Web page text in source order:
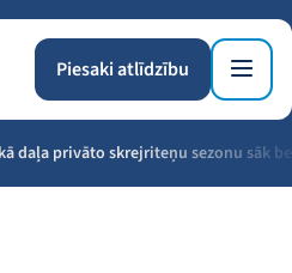
Piesaki atlīdzību
daļa privāto skrejriteņu sezonu sāk